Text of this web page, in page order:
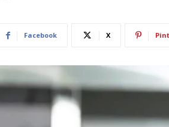
Facebook X